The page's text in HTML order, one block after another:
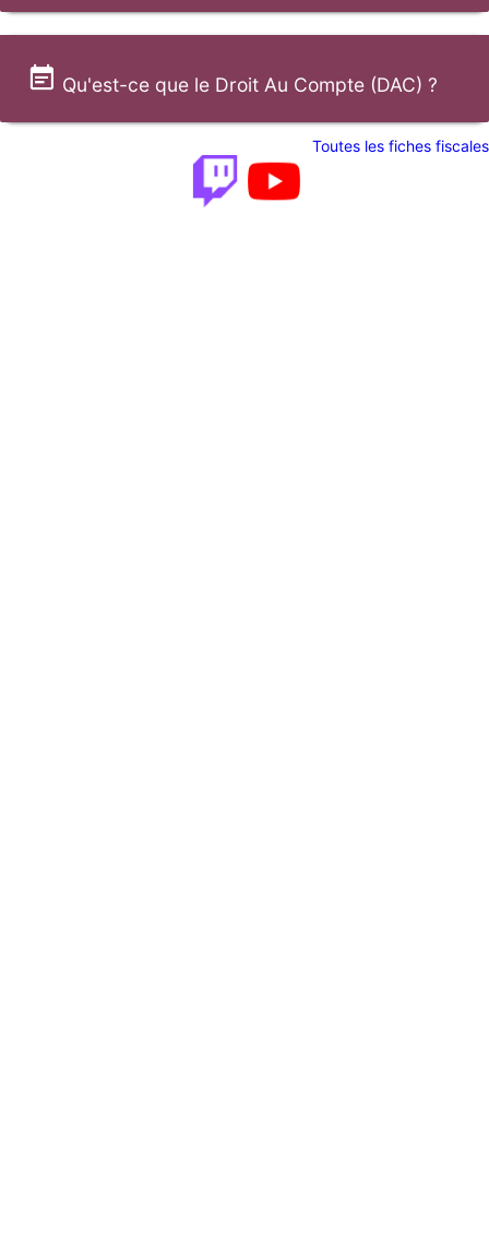
Qu'est-ce que le Droit Au Compte (DAC) ?
Toutes les fiches fiscales